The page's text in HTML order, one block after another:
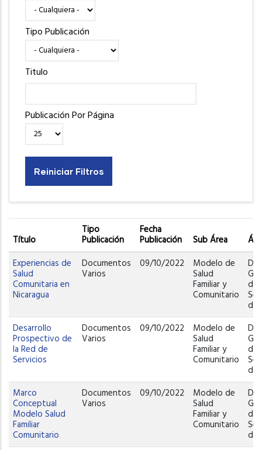
Tipo Publicación
Titulo
Publicación Por Página
Título
Tipo
Publicación
Fecha
Publicación Sub Área
Experiencias de
Salud
Comunitaria en
Nicaragua
Documentos
Varios
09/10/2022 Modelo de
Salud
Familiar y
Comunitario
de
de
Desarrollo
Prospectivo de
la Red de
Servicios
Documentos
Varios
09/10/2022 Modelo de
Salud
Familiar y
Comunitario
de
de
Marco
Conceptual
Modelo Salud
Familiar
Comunitario
Documentos
Varios
09/10/2022 Modelo de
Salud
Familiar y
Comunitario
de
de